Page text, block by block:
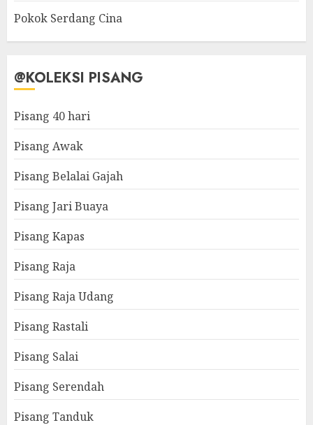
Pokok Serdang Cina
@KOLEKSI PISANG
Pisang 40 hari
Pisang Awak
Pisang Belalai Gajah
Pisang Jari Buaya
Pisang Kapas
Pisang Raja
Pisang Raja Udang
Pisang Rastali
Pisang Salai
Pisang Serendah
Pisang Tanduk